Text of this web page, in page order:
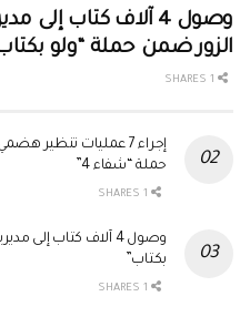
وصول 4 آلاف كتاب إلى
الزور ضمن حملة “ولو
إجراء 7 عمليات
حملة “شفاء 4”
وصول 4 آلاف كتاب إلى
بكتاب”